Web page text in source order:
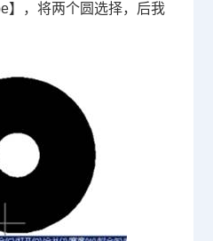
】，将两个圆选择，后我